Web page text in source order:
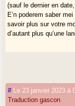
(sauf le dernier en
E’n poderem saber
savoir plus sur votre
d’autant plus qu’une
# Le 23 janvier 2023 à
Traduction gascon